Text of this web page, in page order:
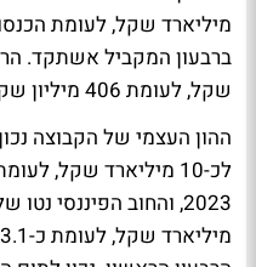
שקל, לעומת 406 מיליון שקל ברבעון המקביל אשתקד.
ההון העצמי של הקבוצה